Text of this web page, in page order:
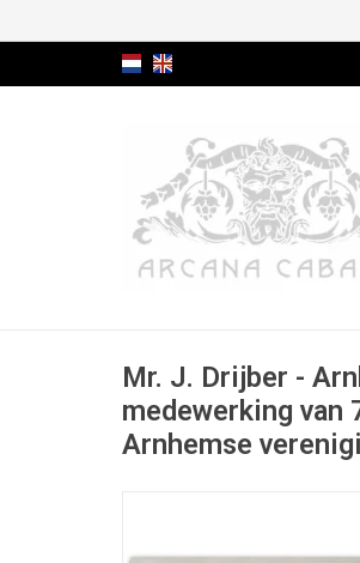
Mr. J. Drijber -
medewerking van
Arnhemse